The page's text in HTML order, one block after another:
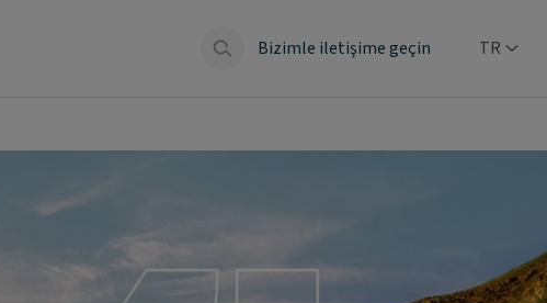
Bizimle iletişime geçin TR